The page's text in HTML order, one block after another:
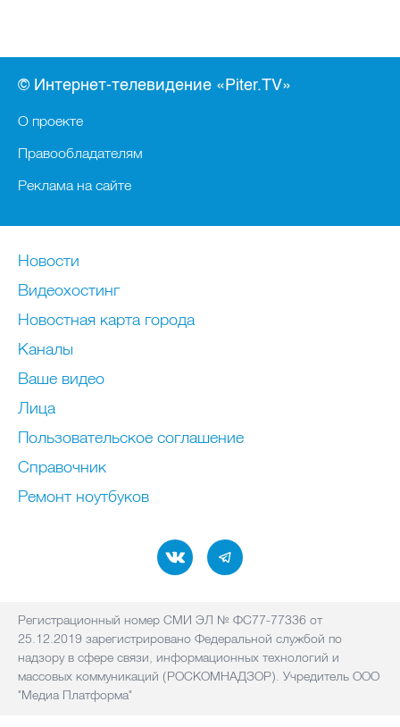
© Интернет-телевидение «Piter.TV»
О проекте
Правообладателям
Реклама на сайте
Новости
Видеохостинг
Новостная карта города
Каналы
Ваше видео
Лица
Пользовательское соглашение
Справочник
Ремонт нoутбуков
Регистрационный номер СМИ ЭЛ № ФС77-77336 от
25.12.2019 зарегистрировано Федеральной службой по
надзору в сфере связи, информационных технологий и
массовых коммуникаций (РОСКОМНАДЗОР). Учредитель ООО
"Медиа Платформа"